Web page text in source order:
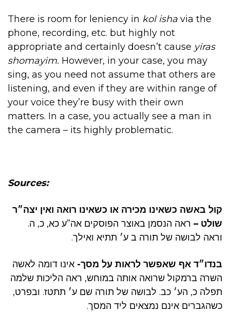
There is room for leniency in kol isha via the
phone, recording, etc. but highly not
appropriate and certainly doesn’t cause yiras
shomayim. However, in your case, you may
sing, as you need not assume that others are
listening, and even if they are within range of
your voice they’re busy with their own
matters. In a case, you actually see a man in
the camera – its highly problematic.
Sources:
קול באשה כשאינו מכירה או כשאינו רואה ואין יצה״ר
שולט – ראה הנסמן באוצר הפוסקים אה”ע כא, כ, ה.
וראה לבושה של תורה ב ע׳ תתיא ואילך.
בנדו״ד אף שאפשר לראות על מסך- אינו דומה לאשה
השרה ברמקול שרואה אותה במוחש, ראה הליכות שלמה
תפלה כ, הע׳ כב. לבושה של תורה שם ע׳ תתטז. ובפרט,
כשהגברים אינם נמצאים ליד המסך.